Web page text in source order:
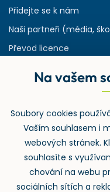
Přidejte se k nám
Naši partneři (média,
Převod licence
Rejstřík používaných
Zpětný odběr
Na vašem
Soubory cookies
Vaším souhlasem i
webových stránek.
souhlasíte s
chování na webu
sociálních sítích a